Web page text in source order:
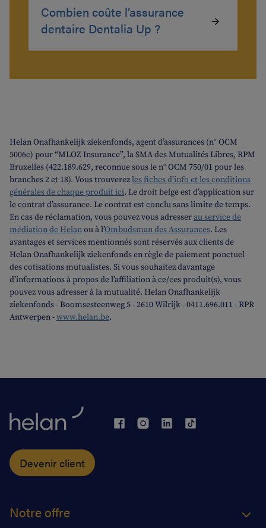
Combien coûte l’assurance
dentaire Dentalia Up ?
Helan Onafhankelijk ziekenfonds, agent d’assurances (n° OCM
5006c) pour “MLOZ Insurance”, la SMA des Mutualités Libres, RPM
Bruxelles (422.189.629, reconnue sous le n° OCM 750/01 pour les
branches 2 et 18). Vous trouverezles fiches d’info et les conditions
générales de chaque produit ici. Le droit belge est d’application sur
le contrat d’assurance. Le contrat est conclu sans limite de temps.
En cas de réclamation, vous pouvez vous adresserau service de
médiation de Helanou à l’Ombudsman des Assurances. Les
avantages et services mentionnés sont réservés aux clients de
Helan Onafhankelijk ziekenfonds en règle de paiement ponctuel
des cotisations mutualistes. Si vous souhaitez davantage
d’informations à propos de l’affiliation à ce/ces produit(s), vous
pouvez vous adresser à la mutualité. Helan Onafhankelijk
ziekenfonds - Boomsesteenweg 5 - 2610 Wilrijk - 0411.696.011 - RPR
Antwerpen -www.helan.be.
Devenir client
Notre offre